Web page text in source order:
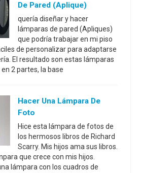
De Pared (aplique)
quería diseñar y hacer
lámparas de pared (Apliques)
que podría trabajar en mi piso
de personalizar para adaptarse
El resultado son estas lámparas
2 partes, la base
Hacer Una Lámpara De
Foto
Hice esta lámpara de fotos de
los hermosos libros de Richard
Scarry. Mis hijos ama sus libros.
que crece con mis hijos.
lámpara con los cuadros de